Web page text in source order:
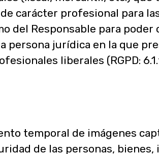
carácter profesional para
del Responsable para
persona jurídica en la que
liberales (RGPD: 6.1.f
temporal de imágenes
de las personas, bienes,